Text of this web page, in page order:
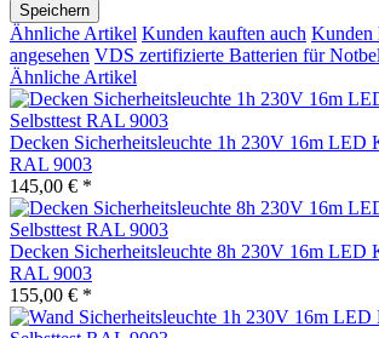
Speichern
Ähnliche Artikel Kunden kauften auch Kunden
angesehen VDS zertifizierte Batterien für
Ähnliche Artikel
Decken Sicherheitsleuchte 1h 230V 16m LED
RAL 9003
145,00 € *
Decken Sicherheitsleuchte 8h 230V 16m LED
RAL 9003
155,00 € *